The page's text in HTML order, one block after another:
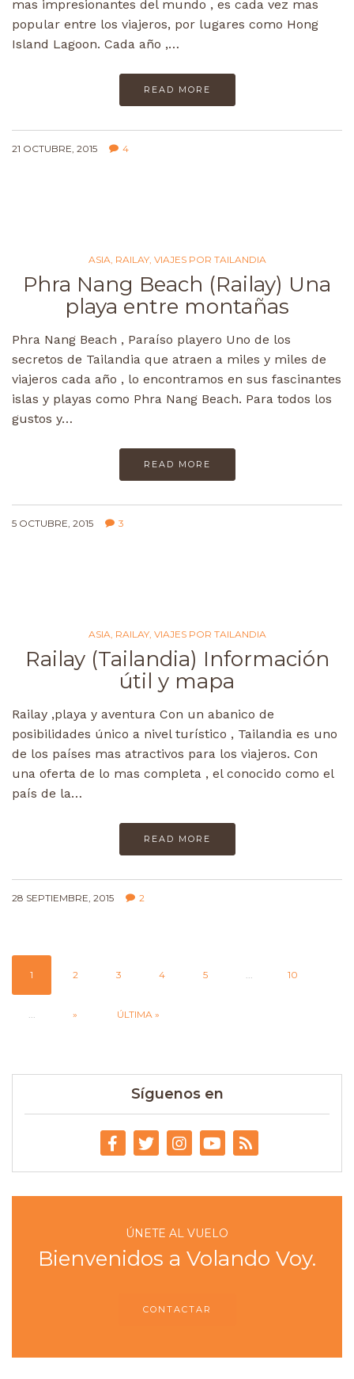
mas impresionantes del mundo , es cada vez mas
popular entre los viajeros, por lugares como Hong
Island Lagoon. Cada año ,…
READ MORE
21 OCTUBRE, 2015 4
ASIA, RAILAY, VIAJES POR TAILANDIA
Phra Nang Beach (Railay) Una
playa entre montañas
Phra Nang Beach , Paraíso playero Uno de los
secretos de Tailandia que atraen a miles y miles de
viajeros cada año , lo encontramos en sus fascinantes
islas y playas como Phra Nang Beach. Para todos los
gustos y…
READ MORE
5 OCTUBRE, 2015 3
ASIA, RAILAY, VIAJES POR TAILANDIA
Railay (Tailandia) Información
útil y mapa
Railay ,playa y aventura Con un abanico de
posibilidades único a nivel turístico , Tailandia es uno
de los países mas atractivos para los viajeros. Con
una oferta de lo mas completa , el conocido como el
país de la…
READ MORE
28 SEPTIEMBRE, 2015 2
1 2 3 4 5 ... 10
... » ÚLTIMA »
Síguenos en
ÚNETE AL VUELO
Bienvenidos a Volando Voy.
CONTACTAR